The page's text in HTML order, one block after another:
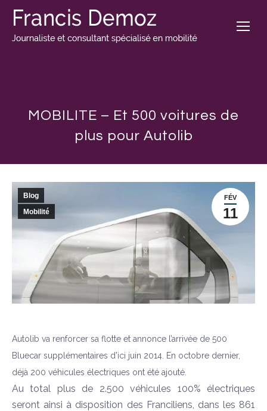
MOBILITE – Et 500 voitures de
plus pour Autolib
FÉV
11
Blog
Mobilité
Autolib va renforcer sa flotte et annonce l’arrivée de 500
Bluecar supplémentaires d’ici juin 2014. En octobre dernier,
déjà 200 véhicules électriques ont été ajouté.
Au total plus de 2.500 véhicules 100% électriques
seront ainsi à disposition des Franciliens, dans les 861